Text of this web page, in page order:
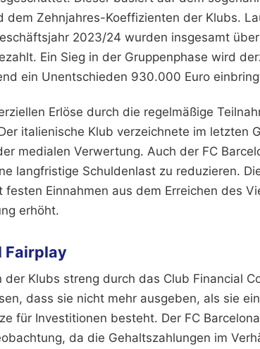
dem Zehnjahres-Koeffizienten der Klubs.
2023/24 wurden insgesamt
Ein Sieg in der Gruppenphase wird
ein Unentschieden 930.000 Euro
Erlöse durch die regelmäßige
italienische Klub verzeichnete im letzten
medialen Verwertung. Auch der FC
langfristige Schuldenlast zu reduzieren.
Einnahmen aus dem Erreichen des
erhöht.
Fairplay
der Klubs streng durch das Club Financial
dass sie nicht mehr ausgeben, als sie
für Investitionen besteht. Der FC
da die Gehaltszahlungen im